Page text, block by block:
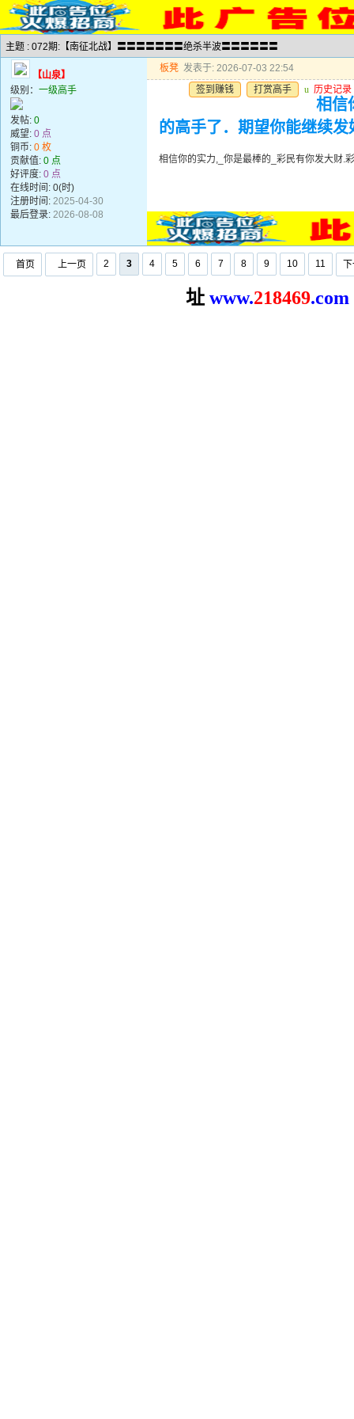
主题 : 072期:【南征北战】〓〓〓〓〓〓〓绝杀半波〓〓〓〓〓〓
【山泉】
级别： 一级高手
发帖: 0
威望: 0 点
铜币: 0 枚
贡献值: 0 点
好评度: 0 点
在线时间: 0(时)
注册时间: 2025-04-30
最后登录: 2026-08-08
板凳 发表于: 2026-07-03 22:54
签到赚钱
打赏高手 u 历史记录
相信
的高手了．期望你能继续发
相信你的实力,_你是最棒的_彩民有你发大财.
首页 上一页 2 3 4 5 6 7 8 9 10 11
址 www.218469.com